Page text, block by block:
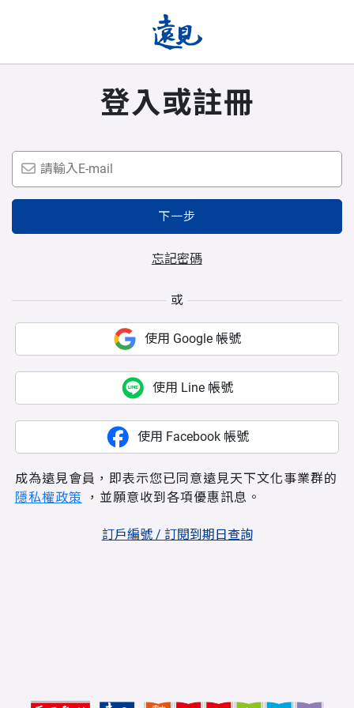
登入或註冊
下一步
忘記密碼
或
使用 Google 帳號
使用 Line 帳號
使用 Facebook 帳號
成為遠見會員，即表示您已同意遠見天下文化事業群的
隱私權政策 ，並願意收到各項優惠訊息。
訂戶編號 / 訂閱到期日查詢